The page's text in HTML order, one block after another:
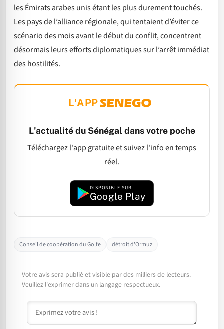
les Émirats arabes unis étant les plus durement touchés.
Les pays de l’alliance régionale, qui tentaient d’éviter ce
scénario des mois avant le début du conflit, concentrent
désormais leurs efforts diplomatiques sur l’arrêt immédiat
des hostilités.
L'APP
L'actualité du Sénégal dans votre poche
Téléchargez l'app gratuite et suivez l'info en temps
réel.
DISPONIBLE SUR
Google Play
Conseil de coopération du Golfe détroit d'Ormuz
Votre avis sera publié et visible par des milliers de lecteurs.
Veuillez l'exprimer dans un langage respectueux.
Commentaire